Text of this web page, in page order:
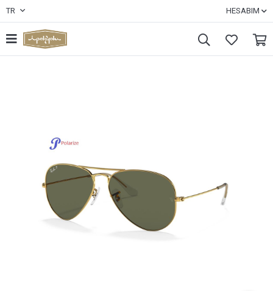
TR HESABIM